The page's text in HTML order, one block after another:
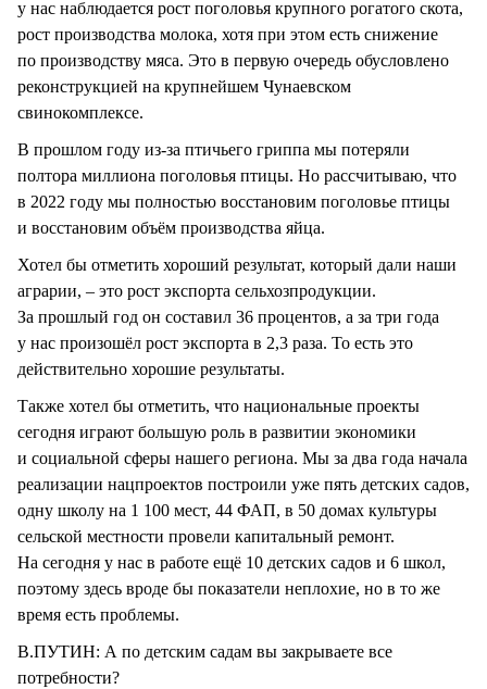
у нас наблюдается рост поголовья крупного рогатого скота,
рост производства молока, хотя при этом есть снижение
по производству мяса. Это в первую очередь обусловлено
реконструкцией на крупнейшем Чунаевском
свинокомплексе.
В прошлом году из-за птичьего гриппа мы потеряли
полтора миллиона поголовья птицы. Но рассчитываю, что
в 2022 году мы полностью восстановим поголовье птицы
и восстановим объём производства яйца.
Хотел бы отметить хороший результат, который дали наши
аграрии, – это рост экспорта сельхозпродукции.
За прошлый год он составил 36 процентов, а за три года
у нас произошёл рост экспорта в 2,3 раза. То есть это
действительно хорошие результаты.
Также хотел бы отметить, что национальные проекты
сегодня играют большую роль в развитии экономики
и социальной сферы нашего региона. Мы за два года начала
реализации нацпроектов построили уже пять детских садов,
одну школу на 1 100 мест, 44 ФАП, в 50 домах культуры
сельской местности провели капитальный ремонт.
На сегодня у нас в работе ещё 10 детских садов и 6 школ,
поэтому здесь вроде бы показатели неплохие, но в то же
время есть проблемы.
В.ПУТИН: А по детским садам вы закрываете все
потребности?